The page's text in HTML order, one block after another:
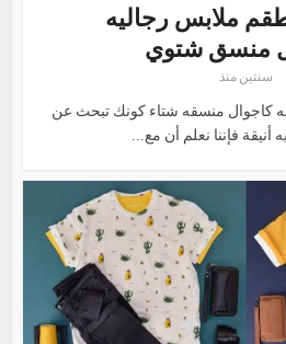
25 طقم ملابس رجاليه
منسق شتوي
سنتين منذ
كاجوال منسقه شتاء كونك تبحث عن
أنيقة فإننا نعلم أن مع...